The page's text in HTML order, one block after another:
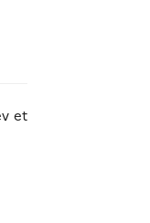
et